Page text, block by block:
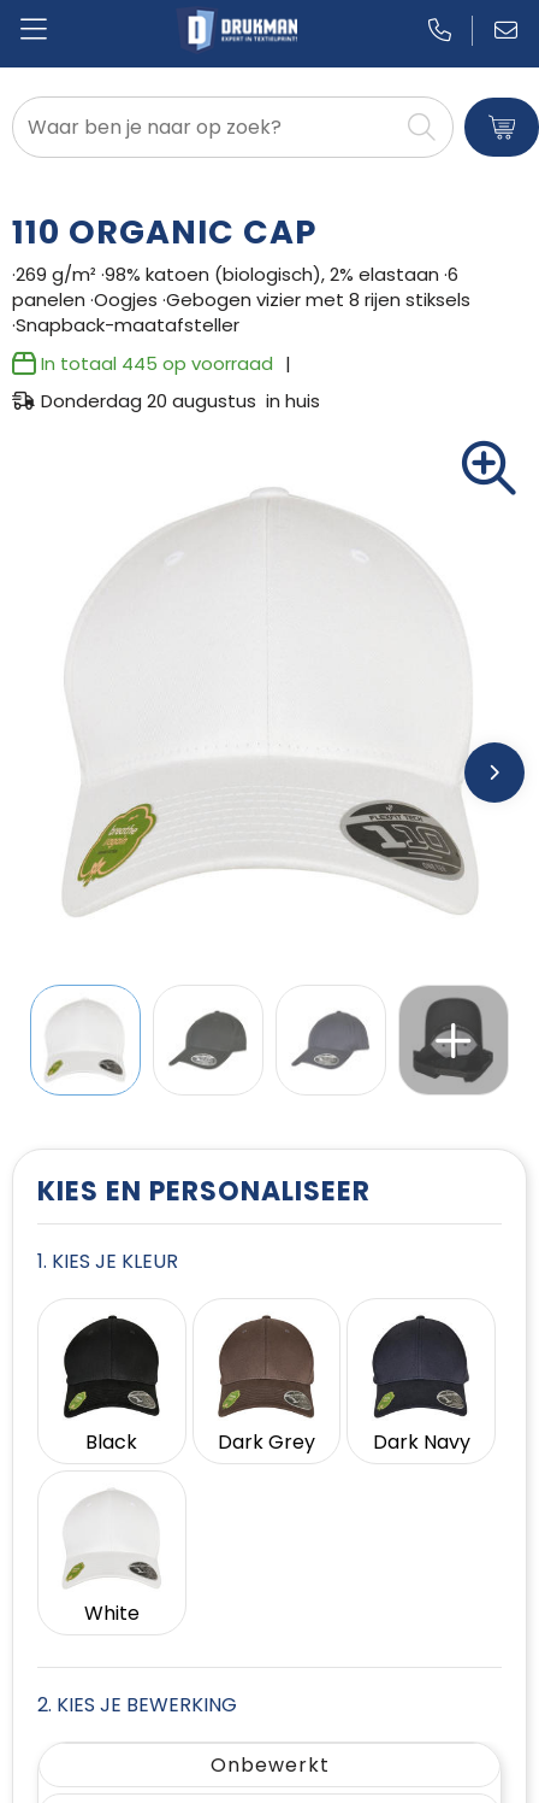
Badtextiel en Douche
Broeken en Rokken
Caps, Hoeden en Mutsen
Dekens, Fleecedekens en Kussens
Handschoenen en Sjaals
Jassen
Kledingaccessoires
Ondergoed, Sokken en Nachtkleding
Overhemden
Peuters en Baby's
Polo's
Regenkleding
Sweaters
T-Shirts
110 ORGANIC CAP
·269 g/m² ·98% katoen (biologisch), 2% elastaan ·6
panelen ·Oogjes ·Gebogen vizier met 8 rijen stiksels
·Snapback-maatafsteller
In totaal 445 op voorraad
Donderdag 20 augustus in huis
KIES EN PERSONALISEER
1. KIES JE KLEUR
Black Dark Grey Dark Navy
White
2. KIES JE BEWERKING
Onbewerkt